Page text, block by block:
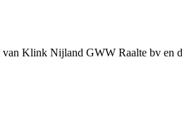
Klink Nijland GWW Raalte bv en